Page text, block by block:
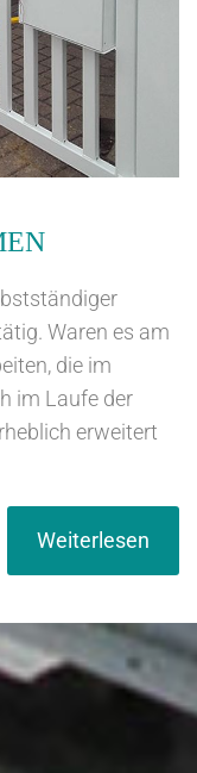
Waren es am
die im
im Laufe der
erweitert
Weiterlesen